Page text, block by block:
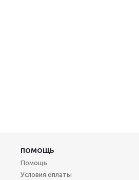
ПОМОЩЬ
Помощь
Условия оплаты